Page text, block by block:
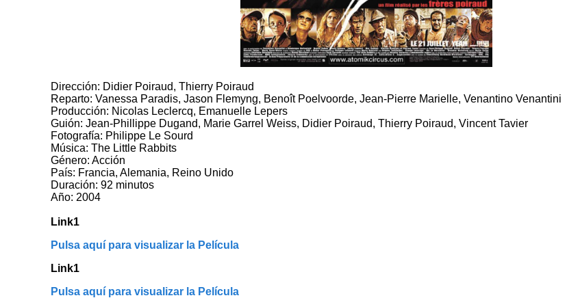
Dirección: Didier Poiraud, Thierry Poiraud
Reparto: Vanessa Paradis, Jason Flemyng, Benoît Poelvoorde, Jean-Pierre Marielle, Venantino Venantini
Producción: Nicolas Leclercq, Emanuelle Lepers
Guión: Jean-Phillippe Dugand, Marie Garrel Weiss, Didier Poiraud, Thierry Poiraud, Vincent Tavier
Fotografía: Philippe Le Sourd
Música: The Little Rabbits
Género: Acción
País: Francia, Alemania, Reino Unido
Duración: 92 minutos
Año: 2004
Link1
Pulsa aquí para visualizar la Película
Link1
Pulsa aquí para visualizar la Película